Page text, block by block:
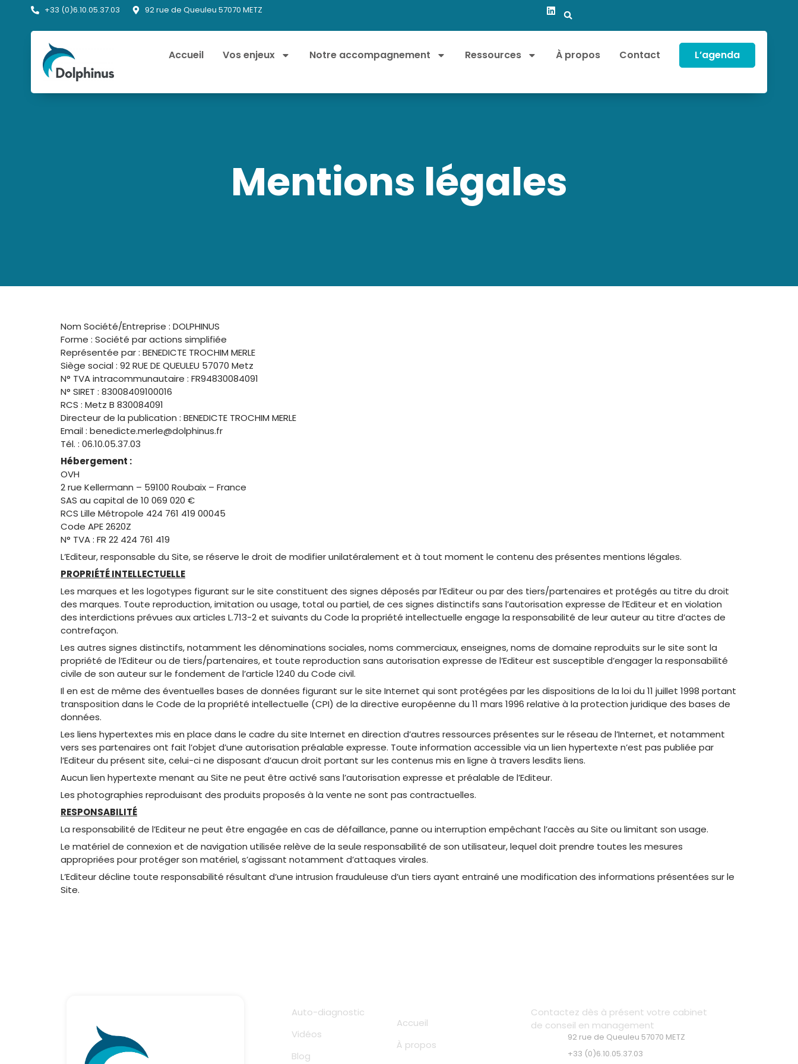
+33 (0)6.10.05.37.03 92 rue de Queuleu 57070 METZ
Accueil Vos enjeux Notre accompagnement Ressources À propos Contact L’agenda
Mentions légales
Nom Société/Entreprise : DOLPHINUS
Forme : Société par actions simplifiée
Représentée par : BENEDICTE TROCHIM MERLE
Siège social : 92 RUE DE QUEULEU 57070 Metz
N° TVA intracommunautaire : FR94830084091
N° SIRET : 83008409100016
RCS : Metz B 830084091
Directeur de la publication : BENEDICTE TROCHIM MERLE
Email : benedicte.merle@dolphinus.fr
Tél. : 06.10.05.37.03
Hébergement :
OVH
2 rue Kellermann – 59100 Roubaix – France
SAS au capital de 10 069 020 €
RCS Lille Métropole 424 761 419 00045
Code APE 2620Z
N° TVA : FR 22 424 761 419
L’Editeur, responsable du Site, se réserve le droit de modifier unilatéralement et à tout moment le contenu des présentes mentions légales.
PROPRIÉTÉ INTELLECTUELLE
Les marques et les logotypes figurant sur le site constituent des signes déposés par l’Editeur ou par des tiers/partenaires et protégés au titre du droit
des marques. Toute reproduction, imitation ou usage, total ou partiel, de ces signes distinctifs sans l’autorisation expresse de l’Editeur et en violation
des interdictions prévues aux articles L.713-2 et suivants du Code la propriété intellectuelle engage la responsabilité de leur auteur au titre d’actes de
contrefaçon.
Les autres signes distinctifs, notamment les dénominations sociales, noms commerciaux, enseignes, noms de domaine reproduits sur le site sont la
propriété de l’Editeur ou de tiers/partenaires, et toute reproduction sans autorisation expresse de l’Editeur est susceptible d’engager la responsabilité
civile de son auteur sur le fondement de l’article 1240 du Code civil.
Il en est de même des éventuelles bases de données figurant sur le site Internet qui sont protégées par les dispositions de la loi du 11 juillet 1998 portant
transposition dans le Code de la propriété intellectuelle (CPI) de la directive européenne du 11 mars 1996 relative à la protection juridique des bases de
données.
Les liens hypertextes mis en place dans le cadre du site Internet en direction d’autres ressources présentes sur le réseau de l’Internet, et notamment
vers ses partenaires ont fait l’objet d’une autorisation préalable expresse. Toute information accessible via un lien hypertexte n’est pas publiée par
l’Editeur du présent site, celui-ci ne disposant d’aucun droit portant sur les contenus mis en ligne à travers lesdits liens.
Aucun lien hypertexte menant au Site ne peut être activé sans l’autorisation expresse et préalable de l’Editeur.
Les photographies reproduisant des produits proposés à la vente ne sont pas contractuelles.
RESPONSABILITÉ
La responsabilité de l’Editeur ne peut être engagée en cas de défaillance, panne ou interruption empêchant l’accès au Site ou limitant son usage.
Le matériel de connexion et de navigation utilisée relève de la seule responsabilité de son utilisateur, lequel doit prendre toutes les mesures
appropriées pour protéger son matériel, s’agissant notamment d’attaques virales.
L’Editeur décline toute responsabilité résultant d’une intrusion frauduleuse d’un tiers ayant entrainé une modification des informations présentées sur le
Site.
Auto-diagnostic
Vidéos
Blog
Accueil
À propos
Contactez dès à présent votre cabinet
de conseil en management
92 rue de Queuleu 57070 METZ
+33 (0)6.10.05.37.03